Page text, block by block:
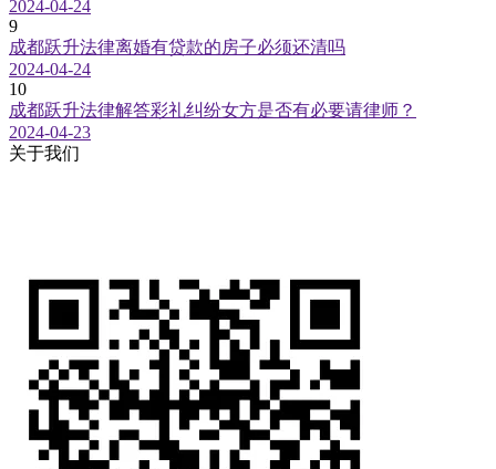
2024-04-24
9
成都跃升法律离婚有贷款的房子必须还清吗
2024-04-24
10
成都跃升法律解答彩礼纠纷女方是否有必要请律师？
2024-04-23
关于我们